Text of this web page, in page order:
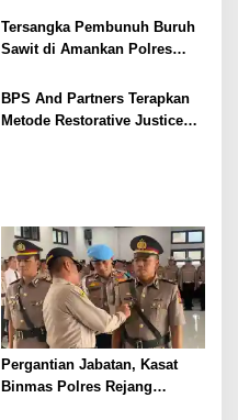
Tersangka Pembunuh Buruh
Sawit di Amankan Polres
BPS And Partners Terapkan
Metode Restorative Justice
Pergantian Jabatan, Kasat
Binmas Polres Rejang